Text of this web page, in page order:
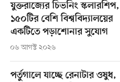
যুক্তরাজ্যের চিভনিং স্কলারশিপ,
১৫০টির বেশি বিশ্ববিদ্যালয়ের
একটিতে পড়াশোনার সুযোগ
০৬ আগস্ট ২০২৬
পর্তুগালে যাচ্ছে রেনাটার ওষুধ,